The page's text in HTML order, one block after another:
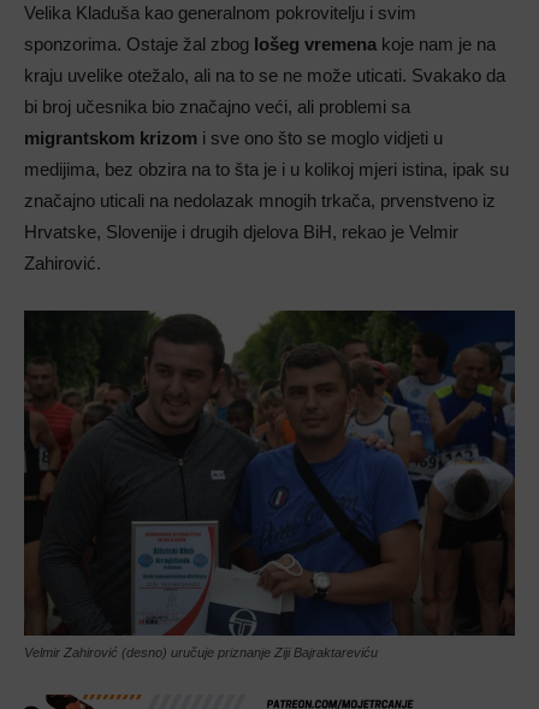
Velika Kladuša kao generalnom pokrovitelju i svim
sponzorima. Ostaje žal zbog lošeg vremena koje nam je na
kraju uvelike otežalo, ali na to se ne može uticati. Svakako da
bi broj učesnika bio značajno veći, ali problemi sa
migrantskom krizom i sve ono što se moglo vidjeti u
medijima, bez obzira na to šta je i u kolikoj mjeri istina, ipak su
značajno uticali na nedolazak mnogih trkača, prvenstveno iz
Hrvatske, Slovenije i drugih djelova BiH, rekao je Velmir
Zahirović.
Velmir Zahirović (desno) uručuje priznanje Ziji Bajraktareviću